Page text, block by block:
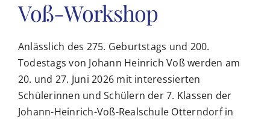
HOMERS ODÜSSEE
NEUIGKEITEN
VERANSTALTUNGEN
Voß-Workshop
Anlässlich des 275. Geburtstags und 200.
Todestags von Johann Heinrich Voß werden am
20. und 27. Juni 2026 mit interessierten
Schülerinnen und Schülern der 7. Klassen der
Johann-Heinrich-Voß-Realschule Otterndorf in